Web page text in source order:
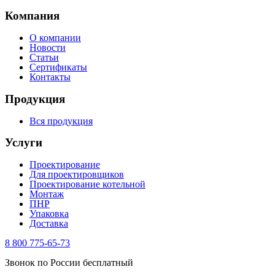
Компания
О компании
Новости
Статьи
Сертификаты
Контакты
Продукция
Вся продукция
Услуги
Проектирование
Для проектировщиков
Проектирование котельной
Монтаж
ПНР
Упаковка
Доставка
8 800 775-65-73
Звонок по России бесплатный